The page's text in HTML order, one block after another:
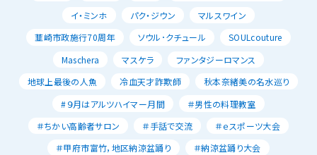
イ・ミンホ
パク・ジウン
マルスワイン
韮崎市政施行70周年
ソウル･クチュール
SOULcouture
Maschera
マスケラ
ファンタジーロマンス
地球上最後の人魚
冷血天才詐欺師
秋本奈緒美の名水巡り
#９月はアルツハイマー月間
＃男性の料理教室
＃ちかい高齢者サロン
＃手話で交流
＃ｅスポーツ大会
＃甲府市富竹，地区納涼盆踊り
＃納涼盆踊り大会